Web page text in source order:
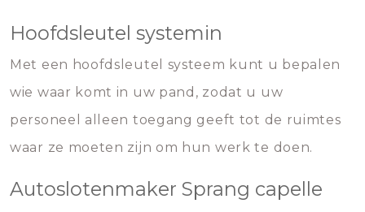
Hoofdsleutel systemin
Met een hoofdsleutel systeem kunt u bepalen
wie waar komt in uw pand, zodat u uw
personeel alleen toegang geeft tot de ruimtes
waar ze moeten zijn om hun werk te doen.
Autoslotenmaker Sprang capelle